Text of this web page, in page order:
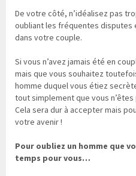
De votre côté, n’idéalisez pas
oubliant les fréquentes disputes
dans votre couple.
Si vous n’avez jamais été en
mais que vous souhaitez
homme duquel vous étiez
tout simplement que vous
Cela sera dur à accepter mais
votre avenir !
Pour oubliez un homme que
temps pour vous…